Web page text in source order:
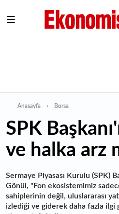
Anasayfa Borsa
SPK
ve halka arz
Sermaye Piyasası Kurulu (SPK)
Gönül, "Fon ekosistemimiz
sahiplerinin değil, uluslararası
izlediği ve giderek daha fazla ilgi